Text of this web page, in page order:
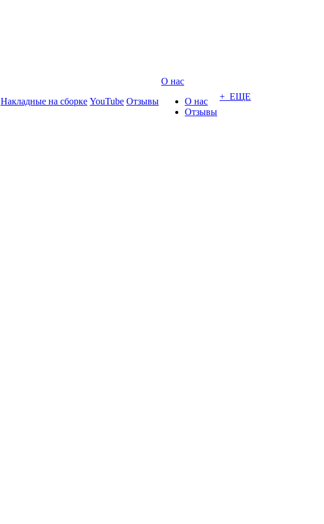
Накладные на сборке YouTube Отзывы
О нас
О нас
Отзывы
+ ЕЩЕ